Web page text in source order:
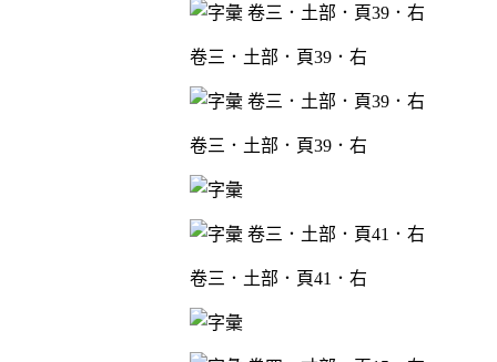
卷三．土部．頁39．右
卷三．土部．頁39．右
卷三．土部．頁41．右